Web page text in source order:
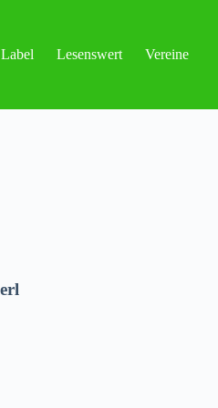
Label Lesenswert Vereine